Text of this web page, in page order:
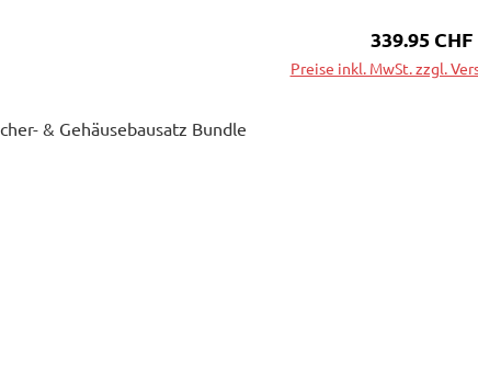
Regulärer
339.95 CHF
Preise inkl. MwSt. zzgl.